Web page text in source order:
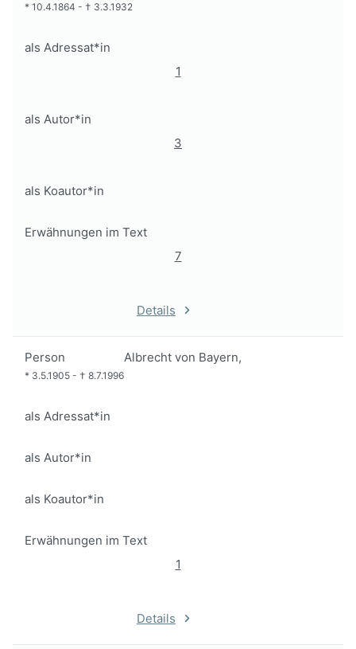
* 10.4.1864 - † 3.3.1932
als Adressat*in
1
als Autor*in
3
als Koautor*in
Erwähnungen im Text
7
Details
Person Albrecht von Bayern,
* 3.5.1905 - † 8.7.1996
als Adressat*in
als Autor*in
als Koautor*in
Erwähnungen im Text
1
Details